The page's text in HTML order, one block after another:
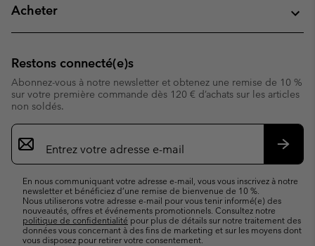
Acheter
Restons connecté(e)s
Abonnez-vous à notre newsletter et obtenez une remise de 10 %
sur votre première commande dès 120 € d’achats sur les articles
non soldés.
Inscription
par
e-
En nous communiquant votre adresse e-mail, vous vous inscrivez à notre
newsletter et bénéficiez d’une remise de bienvenue de 10 %.
Nous utiliserons votre adresse e-mail pour vous tenir informé(e) des
nouveautés, offres et événements promotionnels. Consultez notre
politique de confidentialité pour plus de détails sur notre traitement des
données vous concernant à des fins de marketing et sur les moyens dont
vous disposez pour retirer votre consentement.